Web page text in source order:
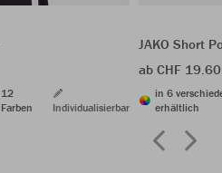
12
Farben
Individualisierbar
JAKO Short
ab CHF 19.60
in 6
erhältlich